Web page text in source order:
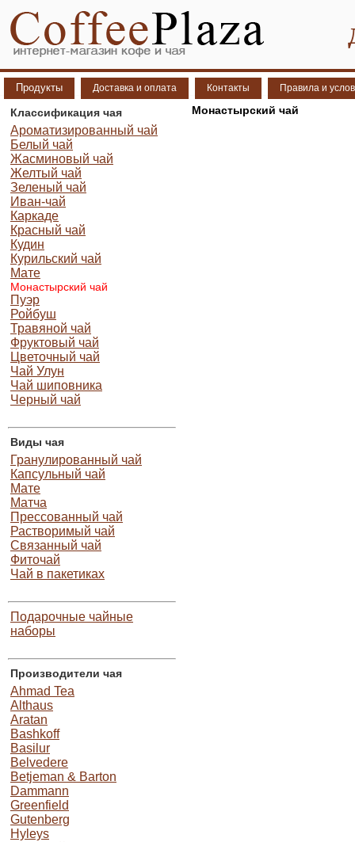
Продукты Доставка и оплата Контакты Правила и
Классификация чая
Ароматизированный чай
Белый чай
Жасминовый чай
Желтый чай
Зеленый чай
Иван-чай
Каркаде
Красный чай
Кудин
Курильский чай
Мате
Монастырский чай
Пуэр
Ройбуш
Травяной чай
Фруктовый чай
Цветочный чай
Чай Улун
Чай шиповника
Черный чай
Виды чая
Гранулированный чай
Капсульный чай
Мате
Матча
Прессованный чай
Растворимый чай
Связанный чай
Фиточай
Чай в пакетиках
Подарочные чайные
наборы
Производители чая
Ahmad Tea
Althaus
Aratan
Bashkoff
Basilur
Belvedere
Betjeman & Barton
Dammann
Greenfield
Gutenberg
Hyleys
Монастырский чай